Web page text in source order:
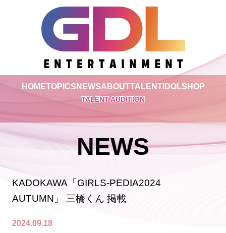
HOMETOPICS NEWSABOUTTALENTIDOLSHOP
TALENT AUDITION
NEWS
KADOKAWA「GIRLS-PEDIA2024
AUTUMN」 三橋くん 掲載
2024.09.18